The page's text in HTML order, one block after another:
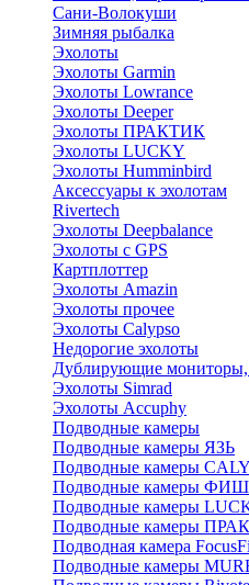
Сани-Волокуши
Зимняя рыбалка
Эхолоты
Эхолоты Garmin
Эхолоты Lowrance
Эхолоты Deeper
Эхолоты ПРАКТИК
Эхолоты LUCKY
Эхолоты Humminbird
Аксессуары к эхолотам
Rivertech
Эхолоты Deepbalance
Эхолоты с GPS
Картплоттер
Эхолоты Amazin
Эхолоты прочее
Эхолоты Calypso
Недорогие эхолоты
Дублирующие мониторы,
Эхолоты Simrad
Эхолоты Accuphy
Подводные камеры
Подводные камеры ЯЗЬ
Подводные камеры
Подводные камеры
Подводные камеры
Подводные камеры
Подводная камера
Подводные камеры